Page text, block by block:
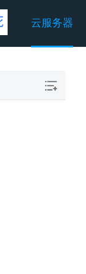
云服务器